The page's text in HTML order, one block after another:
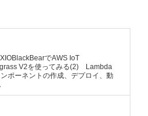
でAWS IoT
V2を使ってみる(2) Lambda
ポーネントの作成、デプロイ、動